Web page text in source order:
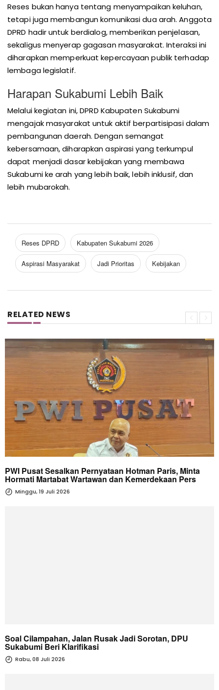
Reses bukan hanya tentang menyampaikan keluhan,
tetapi juga membangun komunikasi dua arah. Anggota
DPRD hadir untuk berdialog, memberikan penjelasan,
sekaligus menyerap gagasan masyarakat. Interaksi ini
diharapkan memperkuat kepercayaan publik terhadap
lembaga legislatif.
Harapan Sukabumi Lebih Baik
Melalui kegiatan ini, DPRD Kabupaten Sukabumi
mengajak masyarakat untuk aktif berpartisipasi dalam
pembangunan daerah. Dengan semangat
kebersamaan, diharapkan aspirasi yang terkumpul
dapat menjadi dasar kebijakan yang membawa
Sukabumi ke arah yang lebih baik, lebih inklusif, dan
lebih mubarokah.
Reses DPRD Kabupaten Sukabumi 2026
Aspirasi Masyarakat Jadi Prioritas Kebijakan
RELATED NEWS
PWI Pusat Sesalkan Pernyataan Hotman Paris, Minta
Hormati Martabat Wartawan dan Kemerdekaan Pers
Minggu, 19 Juli 2026
Soal Cilampahan, Jalan Rusak Jadi Sorotan, DPU
Sukabumi Beri Klarifikasi
Rabu, 08 Juli 2026